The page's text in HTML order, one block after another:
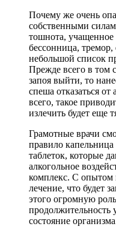
Почему же очень
собственными
тошнота, учащенное
бессонница,
небольшой список
Прежде всего в том
запоя выйти, то
спеша отказаться
всего, такое
излечить будет еще
Грамотные врачи
правило капельница
таблеток, которые
алкогольное
комплекс. С опытом
лечение, что будет
этого огромную
продолжительность
состояние